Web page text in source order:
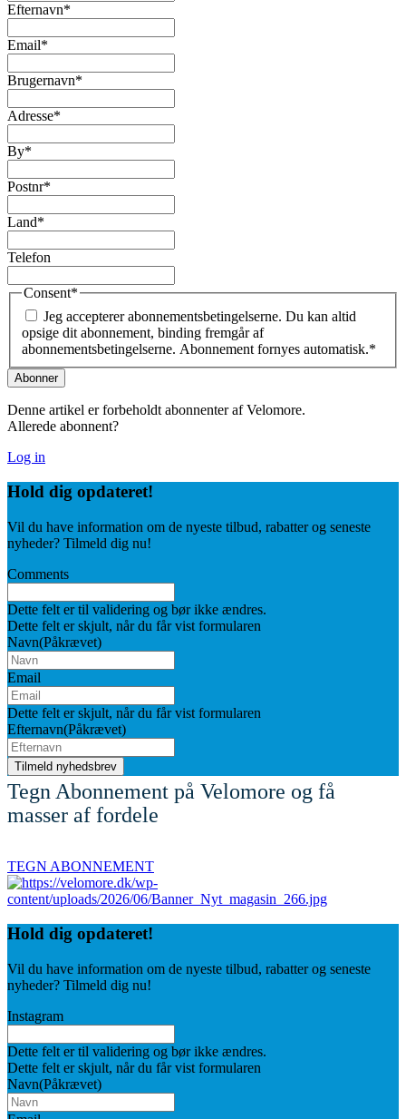
Efternavn*
Email*
Brugernavn*
Adresse*
By*
Postnr*
Land*
Telefon
Consent*
Jeg accepterer abonnementsbetingelserne. Du kan altid
opsige dit abonnement, binding fremgår af
abonnementsbetingelserne. Abonnement fornyes automatisk.*
Denne artikel er forbeholdt abonnenter af Velomore.
Allerede abonnent?
Log in
Hold dig opdateret!
Vil du have information om de nyeste tilbud, rabatter og seneste
nyheder? Tilmeld dig nu!
Comments
Dette felt er til validering og bør ikke ændres.
Dette felt er skjult, når du får vist formularen
Navn(Påkrævet)
Email
Dette felt er skjult, når du får vist formularen
Efternavn(Påkrævet)
Tegn Abonnement på Velomore og få
masser af fordele
TEGN ABONNEMENT
Hold dig opdateret!
Vil du have information om de nyeste tilbud, rabatter og seneste
nyheder? Tilmeld dig nu!
Instagram
Dette felt er til validering og bør ikke ændres.
Dette felt er skjult, når du får vist formularen
Navn(Påkrævet)